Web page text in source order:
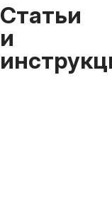
Статьи
и